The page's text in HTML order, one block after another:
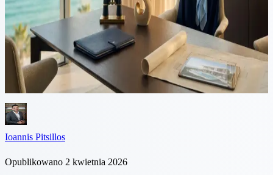
Tysiące obywateli spoza UE co roku kupuje nieruchomości na
Cyprze, aby zakwalifikować się do szybkiej ścieżki uzyskania stałej
rezydencji. Ten przewodnik obejmuje oba procesy razem: zakup
nieruchomości i aplikację o PR, z kosztami, terminami i typowymi
błędami do uniknięcia.
Ioannis Pitsillos
Opublikowano 2 kwietnia 2026